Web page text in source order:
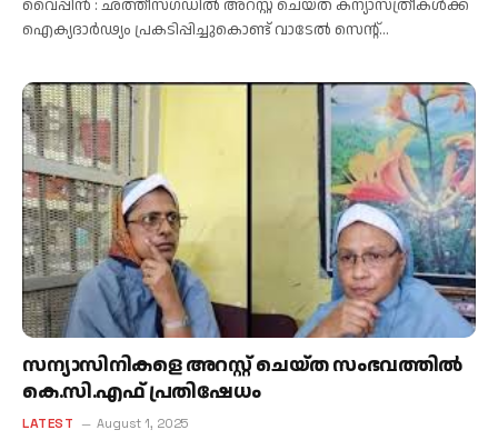
വൈപ്പിൻ : ഛത്തീസ്ഗഡിൽ അറസ്റ്റ് ചെയ്ത കന്യാസ്ത്രീകൾക്ക്
ഐക്യദാർഢ്യം പ്രകടിപ്പിച്ചുകൊണ്ട് വാടേൽ സെന്റ്…
സന്യാസിനികളെ അറസ്റ്റ് ചെയ്ത സംഭവത്തിൽ
കെ.സി.എഫ് പ്രതിഷേധം
LATEST August 1, 2025